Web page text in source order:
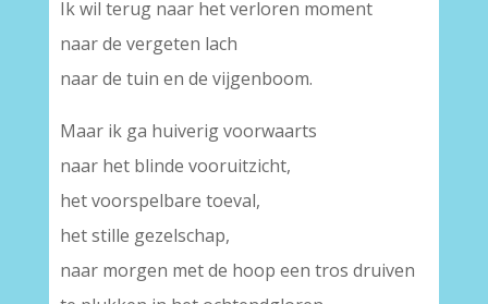
Ik wil terug naar het verloren moment
naar de vergeten lach
naar de tuin en de vijgenboom.
Maar ik ga huiverig voorwaarts
naar het blinde vooruitzicht,
het voorspelbare toeval,
het stille gezelschap,
naar morgen met de hoop een tros druiven